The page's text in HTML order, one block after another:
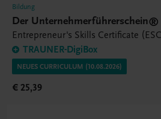
Bildung
Der
Entrepreneur's Skills Certificate
TRAUNER-DigiBox
NEUES CURRICULUM (10.08.2026)
€ 25,39